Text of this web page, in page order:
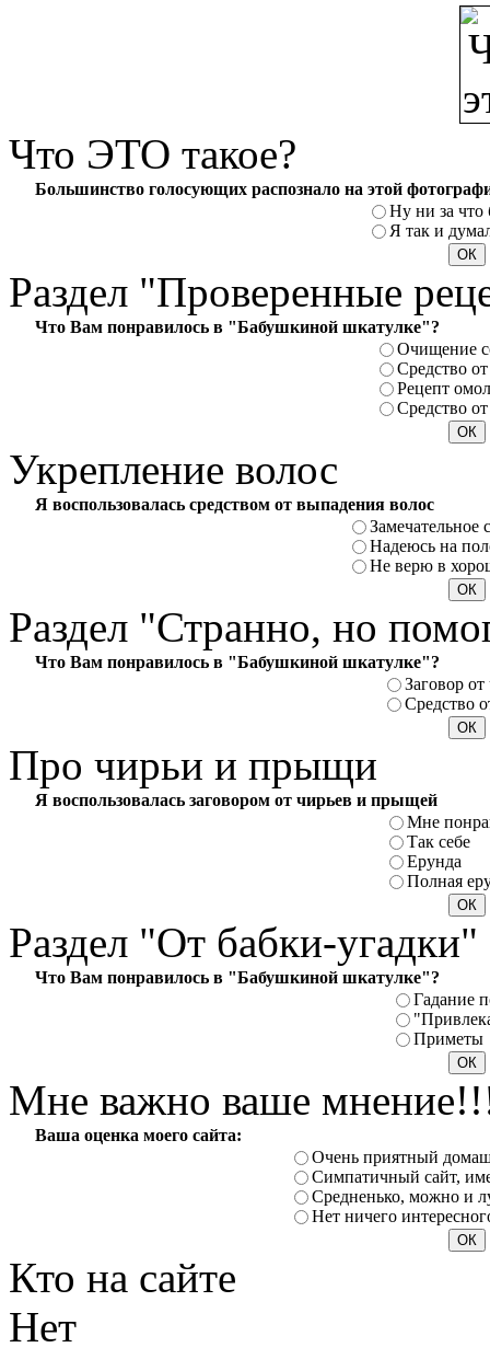
Что ЭТО такое?
Большинство голосующих распознало на этой
Ну ни за что
Я так и
Раздел "Проверенные
Что Вам понравилось в "Бабушкиной шкатулке"?
Очищение
Средство
Рецепт
Средство
Укрепление волос
Я воспользовалась средством от выпадения волос
Замечательное
Надеюсь на
Не верю в
Раздел "Странно, но
Что Вам понравилось в "Бабушкиной шкатулке"?
Заговор
Средство
Про чирьи и прыщи
Я воспользовалась заговором от чирьев и прыщей
Мне
Так себе
Ерунда
Полная
Раздел "От бабки-угадки"
Что Вам понравилось в "Бабушкиной шкатулке"?
Гадание
Приметы
Мне важно ваше
Ваша оценка моего сайта:
Очень приятный
Симпатичный сайт,
Средненько, можно и
Нет ничего
Кто на сайте
Нет